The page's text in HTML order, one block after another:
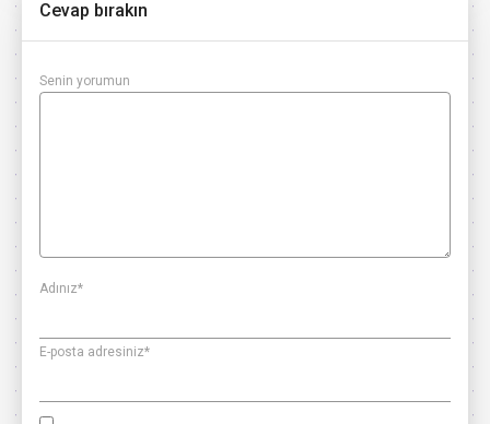
Cevap bırakın
Senin yorumun
Adınız*
E-posta adresiniz*